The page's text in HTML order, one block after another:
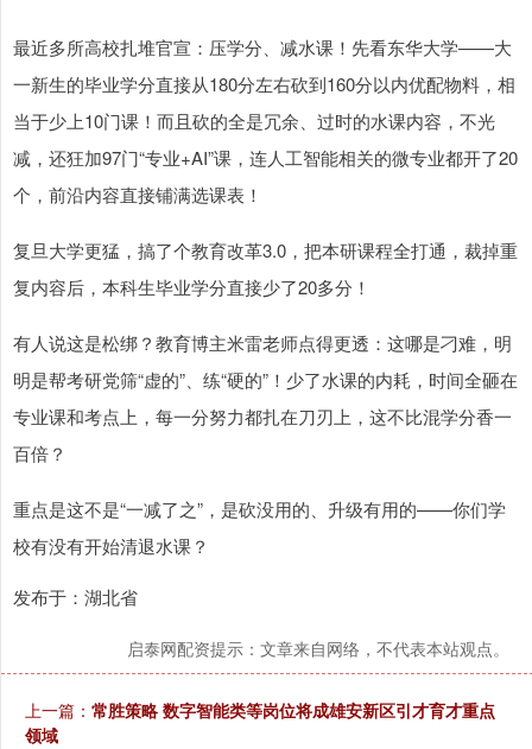
最近多所高校扎堆官宣：压学分、减水课！先看东华大学——大
一新生的毕业学分直接从180分左右砍到160分以内优配物料，相
当于少上10门课！而且砍的全是冗余、过时的水课内容，不光
减，还狂加97门“专业+AI”课，连人工智能相关的微专业都开了20
个，前沿内容直接铺满选课表！
复旦大学更猛，搞了个教育改革3.0，把本研课程全打通，裁掉重
复内容后，本科生毕业学分直接少了20多分！
有人说这是松绑？教育博主米雷老师点得更透：这哪是刁难，明
明是帮考研党筛“虚的”、练“硬的”！少了水课的内耗，时间全砸在
专业课和考点上，每一分努力都扎在刀刃上，这不比混学分香一
百倍？
重点是这不是“一减了之”，是砍没用的、升级有用的——你们学
校有没有开始清退水课？
发布于：湖北省
启泰网配资提示：文章来自网络，不代表本站观点。
上一篇： 常胜策略 数字智能类等岗位将成雄安新区引才育才重点
领域